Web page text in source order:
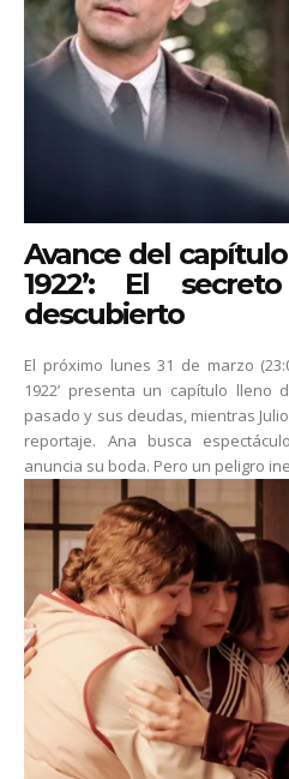
Avance del
1922’: El
descubierto
El próximo lunes 31 de marzo
1922’ presenta un capítulo lleno
pasado y sus deudas, mientras
reportaje. Ana busca
anuncia su boda. Pero un peligro